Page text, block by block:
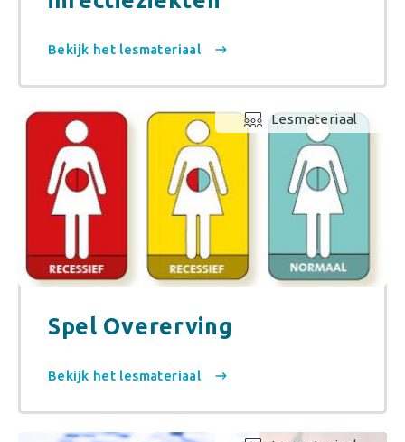
Bekijk het lesmateriaal
Lesmateriaal
Spel Overerving
Bekijk het lesmateriaal